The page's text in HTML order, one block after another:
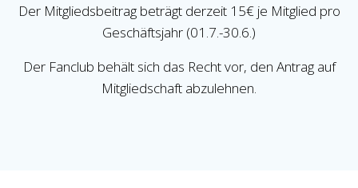
Der Mitgliedsbeitrag beträgt derzeit 15€ je Mitglied pro
Geschäftsjahr (01.7.-30.6.)
Der Fanclub behält sich das Recht vor, den Antrag auf
Mitgliedschaft abzulehnen.